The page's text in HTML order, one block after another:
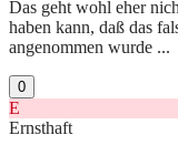
Das geht wohl eher
haben kann, daß das
angenommen wurde ...
0
E
Ernsthaft